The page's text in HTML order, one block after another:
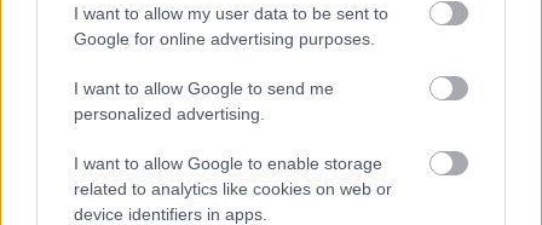
I want to allow my user data to be sent to
Google for online advertising purposes.
I want to allow Google to send me
personalized advertising.
I want to allow Google to enable storage
related to analytics like cookies on web or
device identifiers in apps.
Kövess minket a Facebookon
Parc Fermé